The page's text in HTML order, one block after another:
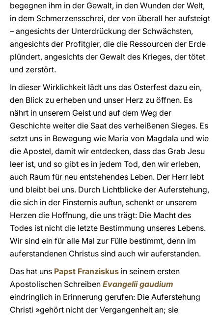
begegnen ihm in der Gewalt, in den Wunden der Welt,
in dem Schmerzensschrei, der von überall her aufsteigt
– angesichts der Unterdrückung der Schwächsten,
angesichts der Profitgier, die die Ressourcen der Erde
plündert, angesichts der Gewalt des Krieges, der tötet
und zerstört.
In dieser Wirklichkeit lädt uns das Osterfest dazu ein,
den Blick zu erheben und unser Herz zu öffnen. Es
nährt in unserem Geist und auf dem Weg der
Geschichte weiter die Saat des verheißenen Sieges. Es
setzt uns in Bewegung wie Maria von Magdala und wie
die Apostel, damit wir entdecken, dass das Grab Jesu
leer ist, und so gibt es in jedem Tod, den wir erleben,
auch Raum für neu entstehendes Leben. Der Herr lebt
und bleibt bei uns. Durch Lichtblicke der Auferstehung,
die sich in der Finsternis auftun, schenkt er unserem
Herzen die Hoffnung, die uns trägt: Die Macht des
Todes ist nicht die letzte Bestimmung unseres Lebens.
Wir sind ein für alle Mal zur Fülle bestimmt, denn im
auferstandenen Christus sind auch wir auferstanden.
Das hat uns Papst Franziskus in seinem ersten
Apostolischen Schreiben Evangelii gaudium
eindringlich in Erinnerung gerufen: Die Auferstehung
Christi »gehört nicht der Vergangenheit an; sie